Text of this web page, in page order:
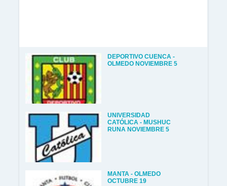
DEPORTIVO CUENCA -
OLMEDO NOVIEMBRE 5
UNIVERSIDAD
CATÓLICA - MUSHUC
RUNA NOVIEMBRE 5
MANTA - OLMEDO
OCTUBRE 19